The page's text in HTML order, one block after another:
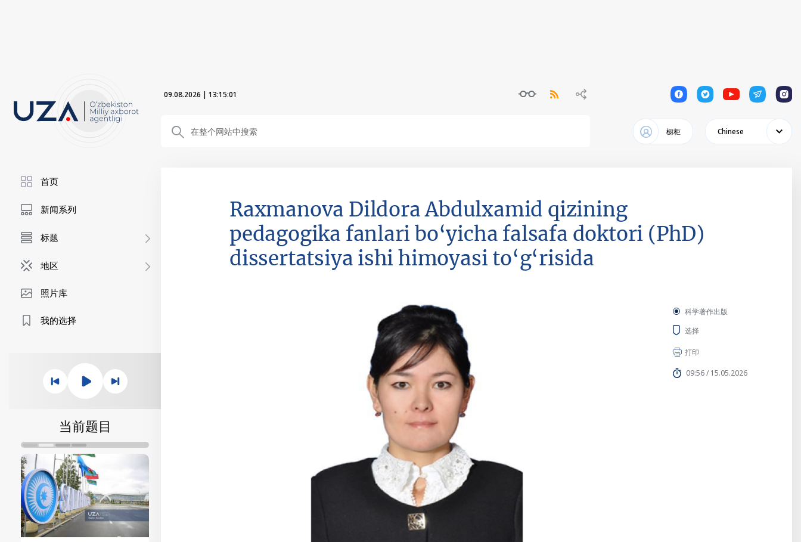
09.08.2026 | 13:15:02 1 1 1 1 1
橱柜 Chinese
首页
新闻系列
标题
地区
照片库
我的选择
当前题目
Raxmanova Dildora Abdulxamid qizining
pedagogika fanlari bo‘yicha falsafa doktori (PhD)
dissertatsiya ishi himoyasi to‘g‘risida
科学著作出版
选择
打印
09:56 / 15.05.2026